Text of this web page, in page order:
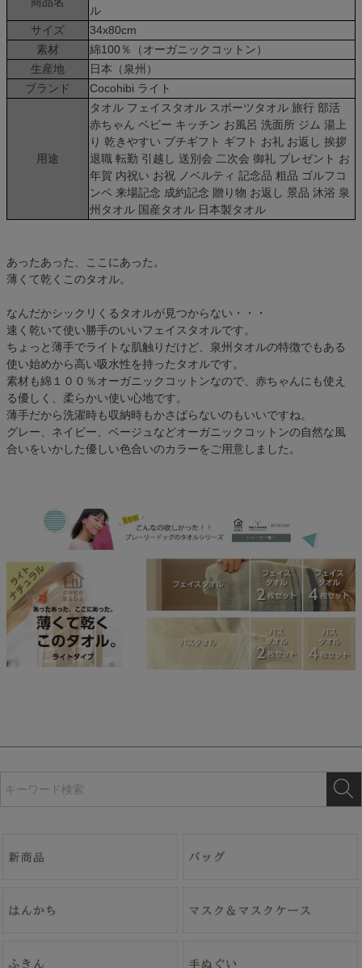
ル
サイズ
34x80cm
素材
綿100％（オーガニックコットン）
生産地
日本（泉州）
ブランド
Cocohibi ライト
用途
タオル フェイスタオル スポーツタオル 旅行 部活
赤ちゃん ベビー キッチン お風呂 洗面所 ジム 湯上
り 乾きやすい プチギフト ギフト お礼 お返し 挨拶
退職 転勤 引越し 送別会 二次会 御礼 プレゼント お
年賀 内祝い お祝 ノベルティ 記念品 粗品 ゴルフコ
ンペ 来場記念 成約記念 贈り物 お返し 景品 沐浴 泉
州タオル 国産タオル 日本製タオル
あったあった、ここにあった。
薄くて乾くこのタオル。
なんだかシックリくるタオルが見つからない・・・
速く乾いて使い勝手のいいフェイスタオルです。
ちょっと薄手でライトな肌触りだけど、泉州タオルの特徴でもある
使い始めから高い吸水性を持ったタオルです。
素材も綿１００％オーガニックコットンなので、赤ちゃんにも使え
る優しく、柔らかい使い心地です。
薄手だから洗濯時も収納時もかさばらないのもいいですね。
グレー、ネイビー、ベージュなどオーガニックコットンの自然な風
合いをいかした優しい色合いのカラーをご用意しました。